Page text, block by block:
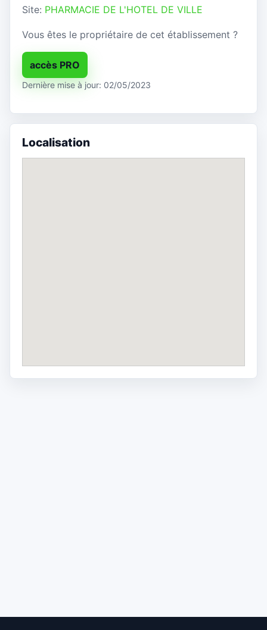
Site: PHARMACIE DE L'HOTEL DE VILLE
Vous êtes le propriétaire de cet établissement ?
accès PRO
Dernière mise à jour: 02/05/2023
Localisation